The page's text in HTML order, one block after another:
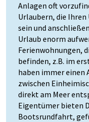
Anlagen oft
Urlaubern, die
sein und
Urlaub enorm
Ferienwohnungen,
befinden, z.B. im
haben immer einen
zwischen
direkt am Meer
Eigentümer bieten
Bootsrundfahrt,